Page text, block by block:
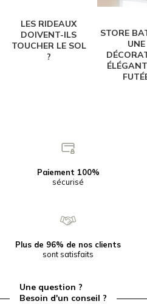
LES RIDEAUX
DOIVENT-ILS
TOUCHER LE SOL
?
STORE
UNE
Paiement 100%
sécurisé
Plus de 96% de nos clients
sont satisfaits
Une question ?
Besoin d'un conseil ?